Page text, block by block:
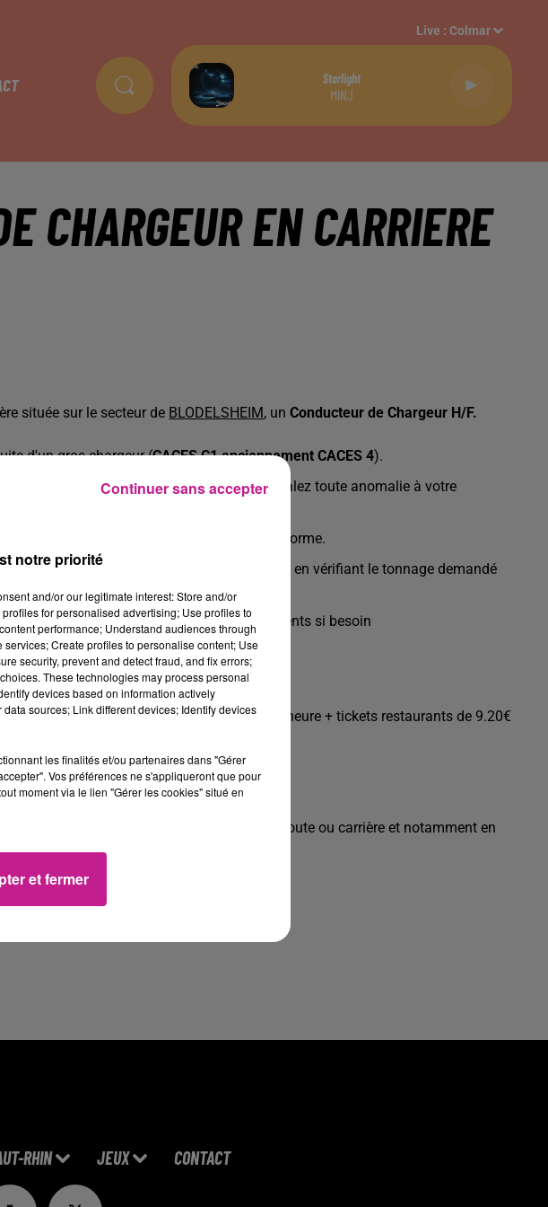
Live :Colmar
Starlight
MINJ
CHARGEUR EN CARRIERE
située sur le secteur de BLODELSHEIM, unConducteur de Chargeur H/F.
d'un gros chargeur (CACES C1 anciennement CACES 4).
quotidienne et nettoyage de l'engin) et signalez toute anomalie à votre
matériaux entrants et sortants sur la plateforme.
clients selon leurs besoins en matériaux tout en vérifiant le tonnage demandé
pour procéder aux réapprovisionnements si besoin
suivants:
à l'heure + prime de vacance proratisée à l'heure + tickets restaurants de 9.20€
dans la conduite d'engins de chantiers sur route ou carrière et notamment en
extérieur.
R372 catégorie 4) est
RHIN JEUX CONTACT
notre priorité
and/or our legitimate interest: Store and/or
for personalised advertising; Use profiles to
performance; Understand audiences through
Create profiles to personalise content; Use
security, prevent and detect fraud, and fix errors;
These technologies may process personal
devices based on information actively
sources; Link different devices; Identify devices
les finalités et/ou partenaires dans "Gérer
Vos préférences ne s'appliqueront que pour
moment via le lien "Gérer les cookies" situé en
et fermer
Continuer sans accepter